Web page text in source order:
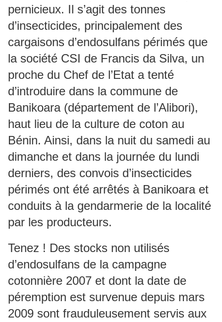
pernicieux. Il s’agit des tonnes
d’insecticides, principalement des
cargaisons d’endosulfans périmés que
la société CSI de Francis da Silva, un
proche du Chef de l’Etat a tenté
d’introduire dans la commune de
Banikoara (département de l’Alibori),
haut lieu de la culture de coton au
Bénin. Ainsi, dans la nuit du samedi au
dimanche et dans la journée du lundi
derniers, des convois d’insecticides
périmés ont été arrêtés à Banikoara et
conduits à la gendarmerie de la localité
par les producteurs.
Tenez ! Des stocks non utilisés
d’endosulfans de la campagne
cotonnière 2007 et dont la date de
péremption est survenue depuis mars
2009 sont frauduleusement servis aux